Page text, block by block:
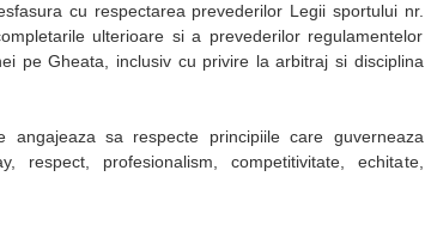
cu respectarea prevederilor Legii sportului nr.
ulterioare si a prevederilor regulamentelor
pe Gheata, inclusiv cu privire la arbitraj si disciplina
angajeaza sa respecte principiile care guverneaza
respect, profesionalism, competitivitate, echitate,